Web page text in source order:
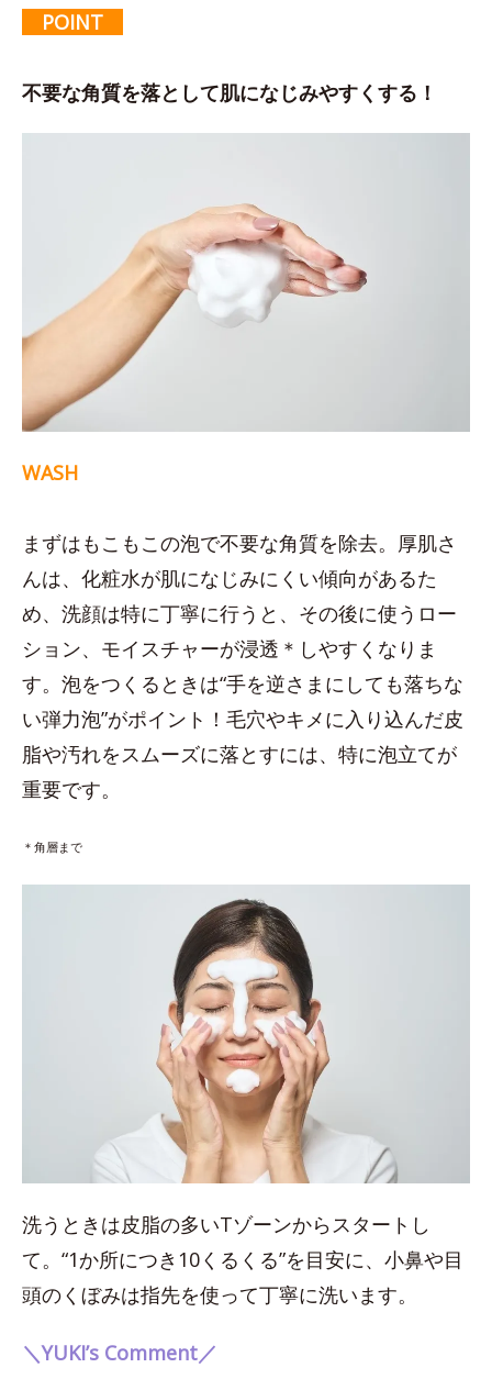
POINT
不要な角質を落として肌になじみやすくする！
WASH
まずはもこもこの泡で不要な角質を除去。厚肌さ
んは、化粧水が肌になじみにくい傾向があるた
め、洗顔は特に丁寧に行うと、その後に使うロー
ション、モイスチャーが浸透＊しやすくなりま
す。泡をつくるときは“手を逆さまにしても落ちな
い弾力泡”がポイント！毛穴やキメに入り込んだ皮
脂や汚れをスムーズに落とすには、特に泡立てが
重要です。
＊角層まで
洗うときは皮脂の多いTゾーンからスタートし
て。“1か所につき10くるくる”を目安に、小鼻や目
頭のくぼみは指先を使って丁寧に洗います。
＼YUKI’s Comment／